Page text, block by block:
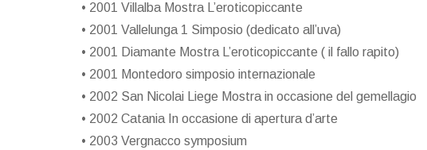
• 2001 Villalba Mostra L’eroticopiccante
• 2001 Vallelunga 1 Simposio (dedicato all’uva)
• 2001 Diamante Mostra L’eroticopiccante ( il fallo rapito)
• 2001 Montedoro simposio internazionale
• 2002 San Nicolai Liege Mostra in occasione del gemellagio
• 2002 Catania In occasione di apertura d’arte
• 2003 Vergnacco symposium